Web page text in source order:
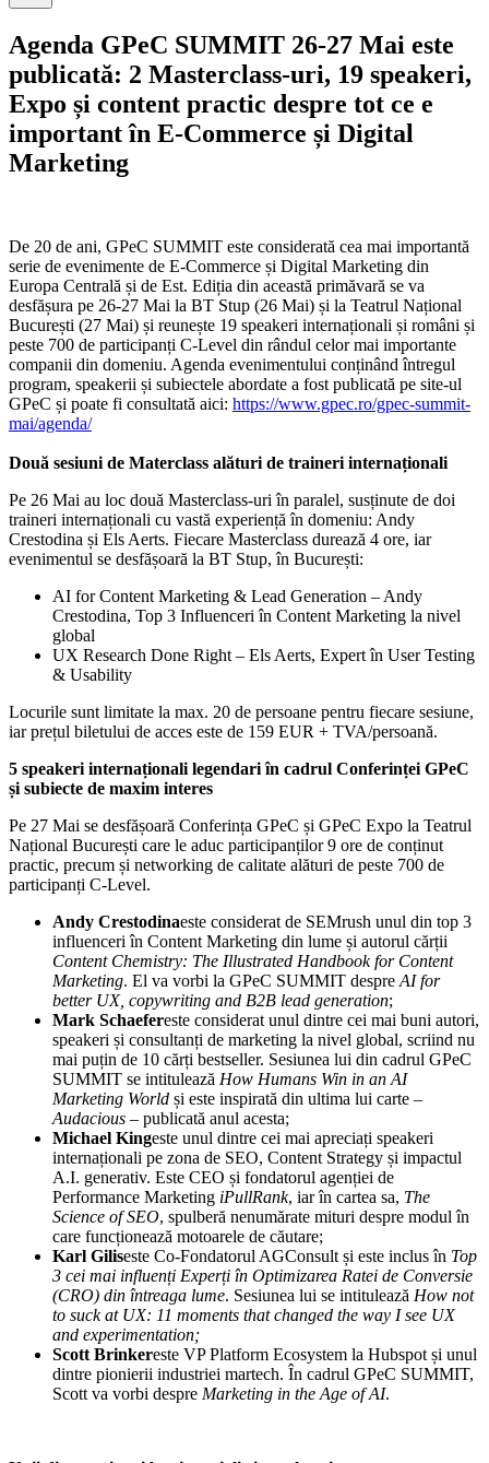
Agenda GPeC SUMMIT 26-27 Mai este
publicată: 2 Masterclass-uri, 19 speakeri,
Expo și content practic despre tot ce e
important în E-Commerce și Digital
Marketing
De 20 de ani, GPeC SUMMIT este considerată cea mai importantă
serie de evenimente de E-Commerce și Digital Marketing din
Europa Centrală și de Est. Ediția din această primăvară se va
desfășura pe 26-27 Mai la BT Stup (26 Mai) și la Teatrul Național
București (27 Mai) și reunește 19 speakeri internaționali și români și
peste 700 de participanți C-Level din rândul celor mai importante
companii din domeniu. Agenda evenimentului conținând întregul
program, speakerii și subiectele abordate a fost publicată pe site-ul
GPeC și poate fi consultată aici: https://www.gpec.ro/gpec-summit-
mai/agenda/
Două sesiuni de Materclass alături de traineri internaționali
Pe 26 Mai au loc două Masterclass-uri în paralel, susținute de doi
traineri internaționali cu vastă experiență în domeniu: Andy
Crestodina și Els Aerts. Fiecare Masterclass durează 4 ore, iar
evenimentul se desfășoară la BT Stup, în București:
AI for Content Marketing & Lead Generation – Andy
Crestodina, Top 3 Influenceri în Content Marketing la nivel
global
UX Research Done Right – Els Aerts, Expert în User Testing
& Usability
Locurile sunt limitate la max. 20 de persoane pentru fiecare sesiune,
iar prețul biletului de acces este de 159 EUR + TVA/persoană.
5 speakeri internaționali legendari în cadrul Conferinței GPeC
și subiecte de maxim interes
Pe 27 Mai se desfășoară Conferința GPeC și GPeC Expo la Teatrul
Național București care le aduc participanților 9 ore de conținut
practic, precum și networking de calitate alături de peste 700 de
participanți C-Level.
Andy Crestodinaeste considerat de SEMrush unul din top 3
influenceri în Content Marketing din lume și autorul cărții
Content Chemistry: The Illustrated Handbook for Content
Marketing. El va vorbi la GPeC SUMMIT despre AI for
better UX, copywriting and B2B lead generation;
Mark Schaefereste considerat unul dintre cei mai buni autori,
speakeri și consultanți de marketing la nivel global, scriind nu
mai puțin de 10 cărți bestseller. Sesiunea lui din cadrul GPeC
SUMMIT se intitulează How Humans Win in an AI
Marketing World și este inspirată din ultima lui carte –
Audacious – publicată anul acesta;
Michael Kingeste unul dintre cei mai apreciați speakeri
internaționali pe zona de SEO, Content Strategy și impactul
A.I. generativ. Este CEO și fondatorul agenției de
Performance Marketing iPullRank, iar în cartea sa, The
Science of SEO, spulberă nenumărate mituri despre modul în
care funcționează motoarele de căutare;
Karl Giliseste Co-Fondatorul AGConsult și este inclus în Top
3 cei mai influenți Experți în Optimizarea Ratei de Conversie
(CRO) din întreaga lume. Sesiunea lui se intitulează How not
to suck at UX: 11 moments that changed the way I see UX
and experimentation;
Scott Brinkereste VP Platform Ecosystem la Hubspot și unul
dintre pionierii industriei martech. În cadrul GPeC SUMMIT,
Scott va vorbi despre Marketing in the Age of AI.